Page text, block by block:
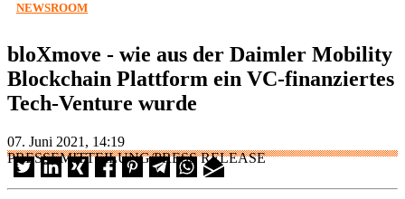
NEWSROOM
bloXmove - wie aus der Daimler Mobility
Blockchain Plattform ein VC-finanziertes
Tech-Venture wurde
07. Juni 2021, 14:19
PRESSEMITTEILUNG/PRESS RELEASE